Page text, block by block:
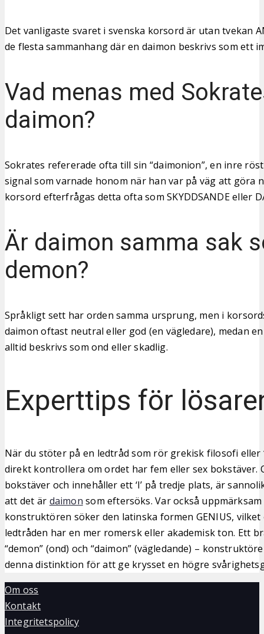
Det vanligaste svaret i svenska korsord är utan tvekan
de flesta sammanhang där en daimon beskrivs som ett
Vad menas med
daimon?
Sokrates refererade ofta till sin “daimonion”, en inre
signal som varnade honom när han var på väg att göra
korsord efterfrågas detta ofta som SKYDDSANDE eller
Är daimon samma sak
demon?
Språkligt sett har orden samma ursprung, men i
daimon oftast neutral eller god (en vägledare), medan
alltid beskrivs som ond eller skadlig.
Experttips för
När du stöter på en ledtråd som rör grekisk filosofi eller
direkt kontrollera om ordet har fem eller sex bokstäver.
bokstäver och innehåller ett ‘I’ på tredje plats, är
att det är daimon som eftersöks. Var också
konstruktören söker den latinska formen GENIUS,
ledtråden har en mer romersk eller akademisk ton. Ett
“demon” (ond) och “daimon” (vägledande) –
denna distinktion för att ge krysset en högre
Om oss
Kontakt
Integritetspolicy